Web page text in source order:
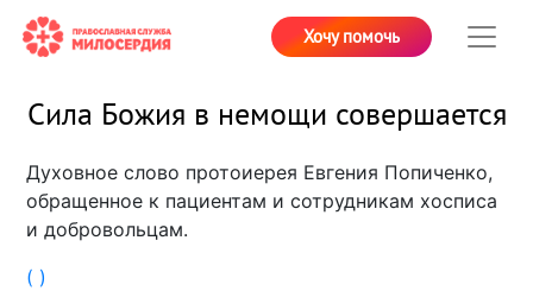
Хочу помочь
Сила Божия в немощи совершается
Духовное слово протоиерея Евгения Попиченко,
обращенное к пациентам и сотрудникам хосписа
и добровольцам.
( )